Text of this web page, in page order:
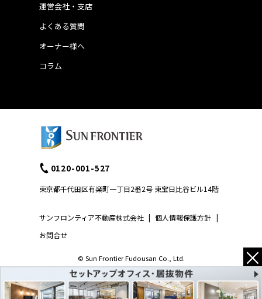
運営会社・支店
よくある質問
オーナー様へ
コラム
サンフロンティア不動産株式会社 | 個人情報保護方針 |
お問合せ
0120-001-527
東京都千代田区有楽町一丁目2番2号 東宝日比谷ビル14階
© Sun Frontier Fudousan Co., Ltd. ×